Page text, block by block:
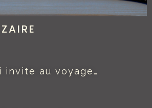
invite au voyage…